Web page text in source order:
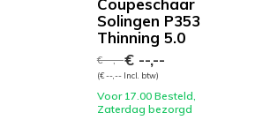
Coupeschaar
Solingen P353
Thinning 5.0
€ --,--€ --,--
(€ --,-- Incl. btw)
Voor 17.00 Besteld,
Zaterdag bezorgd